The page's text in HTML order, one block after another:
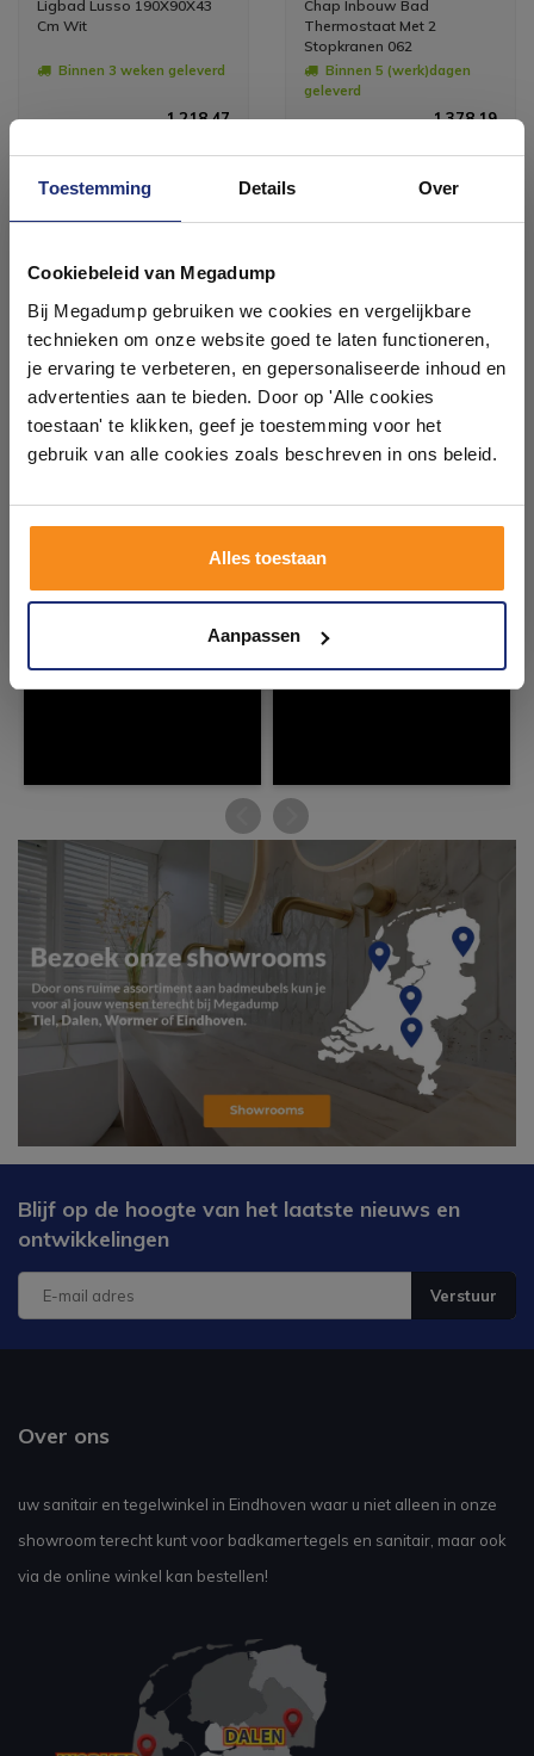
Toestemming Details Over
Cookiebeleid van Megadump
Bij Megadump gebruiken we cookies en vergelijkbare
technieken om onze website goed te laten functioneren,
je ervaring te verbeteren, en gepersonaliseerde inhoud en
advertenties aan te bieden. Door op 'Alle cookies
toestaan' te klikken, geef je toestemming voor het
gebruik van alle cookies zoals beschreven in ons beleid.
Alles toestaan
Aanpassen
Ligbad Lusso 190X90X43
Cm Wit
Binnen 3 weken geleverd
1.218,47
Chap Inbouw Bad
Thermostaat Met 2
Stopkranen 062
Binnen 5 (werk)dagen
geleverd
1.378,19
#mijndroombadkamer
Wij geloven in de kracht van delen. Deel jouw
badkamer op Instagram met #mijndroombadkamer
en tag @megadumpnl. Samen bouwen we een
Blijf op de hoogte van het laatste nieuws en
ontwikkelingen
Verstuur
Over ons
uw sanitair en tegelwinkel in Eindhoven waar u niet alleen in onze
showroom terecht kunt voor badkamertegels en sanitair, maar ook
via de online winkel kan bestellen!
badkamers in onze 1000 m²
showroom
Laat je inspireren door 21 volledig ingerichte
badkameropstellingen – van compact tot luxe. Onze
ervaren adviseurs helpen je persoonlijk, en je vindt
tegels & sanitair direct uit voorraad. Gratis parkeren
op eigen terrein.
Kom langs en ervaar zelf het verschil!